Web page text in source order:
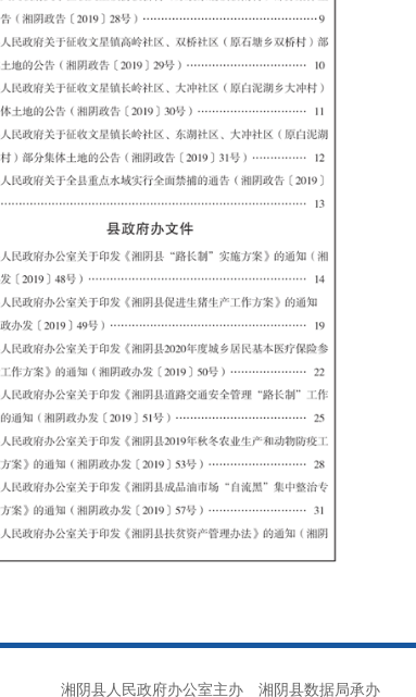
湘阴县人民政府办公室主办 湘阴县数据局承办